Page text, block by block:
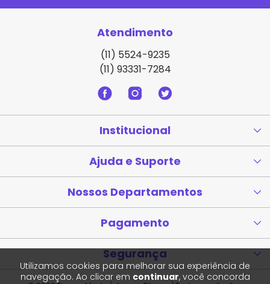
Atendimento
(11) 5524-9235
(11) 93331-7284
Institucional
Ajuda e Suporte
Nossos Departamentos
Pagamento
Segurança
Utilizamos cookies para melhorar sua experiência de
navegação. Ao clicar em continuar, você concorda